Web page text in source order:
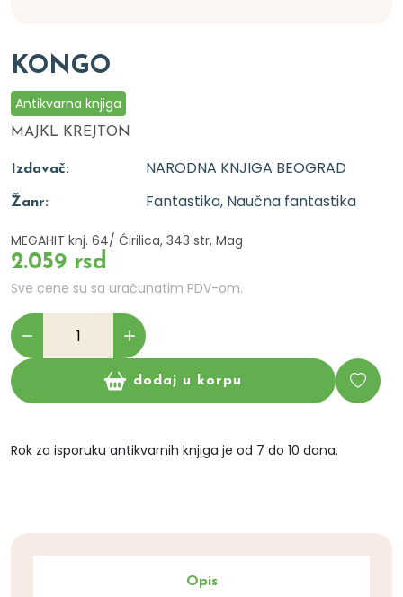
KONGO
Antikvarna knjiga
MAJKL KREJTON
Izdavač: NARODNA KNJIGA BEOGRAD
Žanr: Fantastika, Naučna fantastika
MEGAHIT knj. 64/ Ćirilica, 343 str, Mag
2.059 rsd
Sve cene su sa uračunatim PDV-om.
dodaj u korpu
Rok za isporuku antikvarnih knjiga je od 7 do 10 dana.
Opis